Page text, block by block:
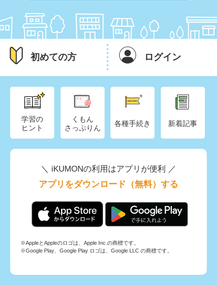
初めての方 ログイン
学習の
ヒント
くもん
さっぷりん
各種手続き 新着記事
＼ iKUMONの利用はアプリが便利 ／
アプリをダウンロード（無料）する
※AppleとAppleのロゴは、Apple Inc.の商標です。
※Google Play、Google Play ロゴは、Google LLC の商標です。